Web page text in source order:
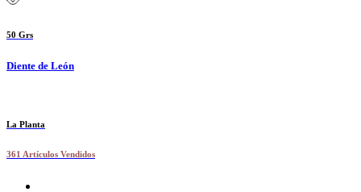
50 Grs
Diente de León
La Planta
361 Artículos Vendidos